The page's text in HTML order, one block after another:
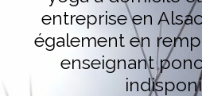
entreprise en
également en
enseignant